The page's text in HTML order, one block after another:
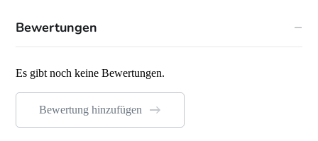
Bewertungen
Es gibt noch keine Bewertungen.
Bewertung hinzufügen